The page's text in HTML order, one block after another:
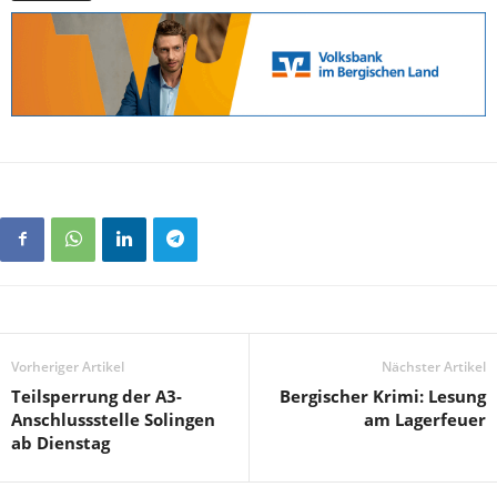
Vorheriger Artikel
Teilsperrung der A3-
Anschlussstelle Solingen
ab Dienstag
Nächster Artikel
Bergischer Krimi: Lesung
am Lagerfeuer